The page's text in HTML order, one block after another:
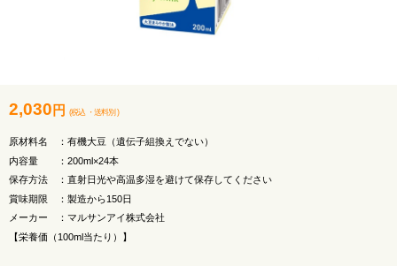
2,030 円 (税込 ・ 送料別 )
原材料名 ：有機大豆（遺伝子組換えでない）
内容量 ：200ml×24本
保存方法 ：直射日光や高温多湿を避けて保存してください
賞味期限 ：製造から150日
メーカー ：マルサンアイ株式会社
【栄養価（100ml当たり）】